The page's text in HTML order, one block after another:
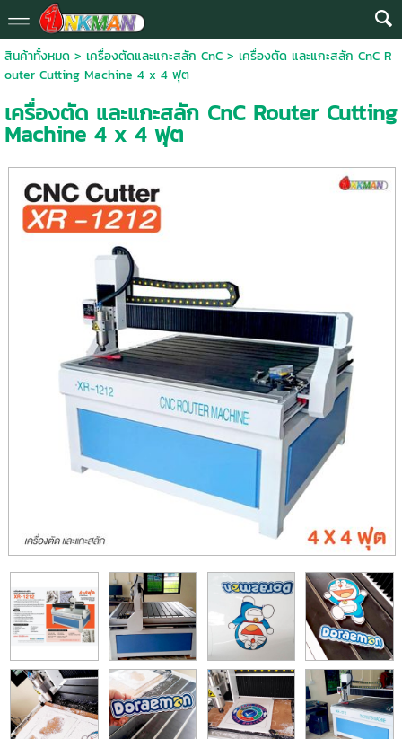
สินค้าทั้งหมด> เครื่องตัดและแกะสลัก CnC> เครื่องตัด และแกะสลัก CnC R
outer Cutting Machine 4 x 4 ฟุต
เครื่องตัด และแกะสลัก CnC Router Cutting
Machine 4 x 4 ฟุต